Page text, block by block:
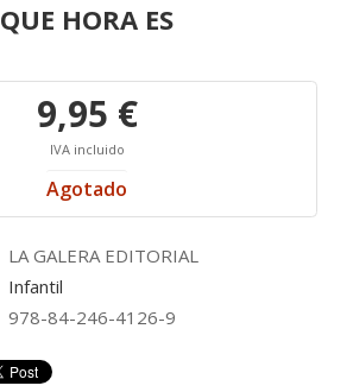
QUE HORA ES
9,95 €
IVA incluido
Agotado
LA GALERA EDITORIAL
Infantil
978-84-246-4126-9